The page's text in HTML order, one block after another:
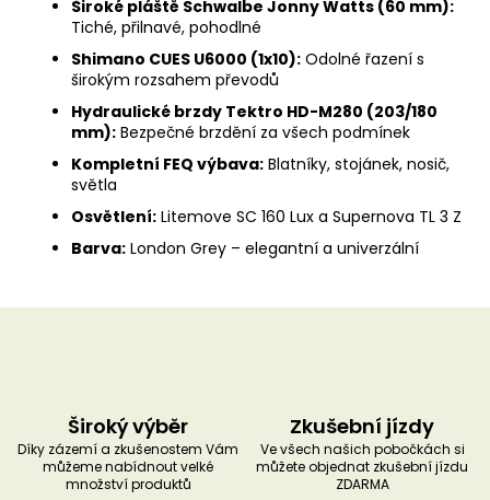
Široké pláště Schwalbe Jonny Watts (60 mm):
Tiché, přilnavé, pohodlné
Shimano CUES U6000 (1x10): Odolné řazení s
širokým rozsahem převodů
Hydraulické brzdy Tektro HD-M280 (203/180
mm): Bezpečné brzdění za všech podmínek
Kompletní FEQ výbava: Blatníky, stojánek, nosič,
světla
Osvětlení: Litemove SC 160 Lux a Supernova TL 3 Z
Barva: London Grey – elegantní a univerzální
Široký výběr
Díky zázemí a zkušenostem Vám
můžeme nabídnout velké
množství produktů
Zkušební jízdy
Ve všech našich pobočkách si
můžete objednat zkušební jízdu
ZDARMA